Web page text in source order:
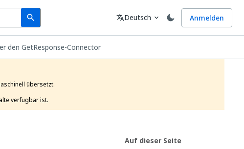
search
Search Sprache
translateDeutsch expand_more Anmelden
den GetResponse-Connector
übersetzt.
verfügbar ist.
Auf dieser Seite